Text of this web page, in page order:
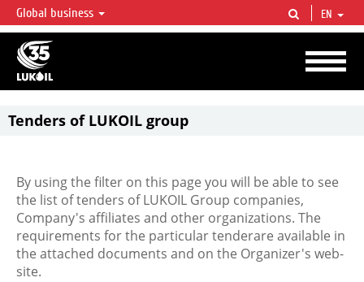
LUKOIL OVERVIEW
LUKOIL is one of the largest oil & gas vertical integrated companies in the world
accounting for over 2% of crude production and circa 1% of proved hydrocarbon
reserves globally.
Global business EN
Tenders of LUKOIL group
By using the filter on this page you will be able to see
the list of tenders of LUKOIL Group companies,
Company's affiliates and other organizations. The
requirements for the particular tenderare available in
the attached documents and on the Organizer's web-
site.